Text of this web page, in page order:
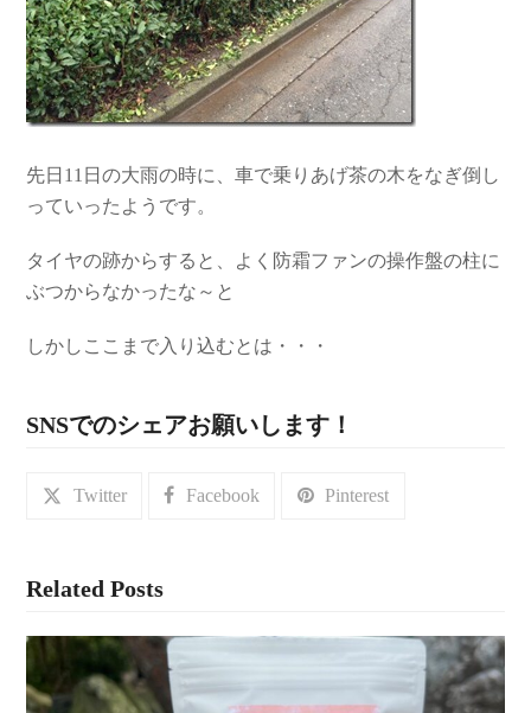
先日11日の大雨の時に、車で乗りあげ茶の木をなぎ倒し
っていったようです。
タイヤの跡からすると、よく防霜ファンの操作盤の柱に
ぶつからなかったな～と
しかしここまで入り込むとは・・・
SNSでのシェアお願いします！
Twitter Facebook Pinterest
Related Posts